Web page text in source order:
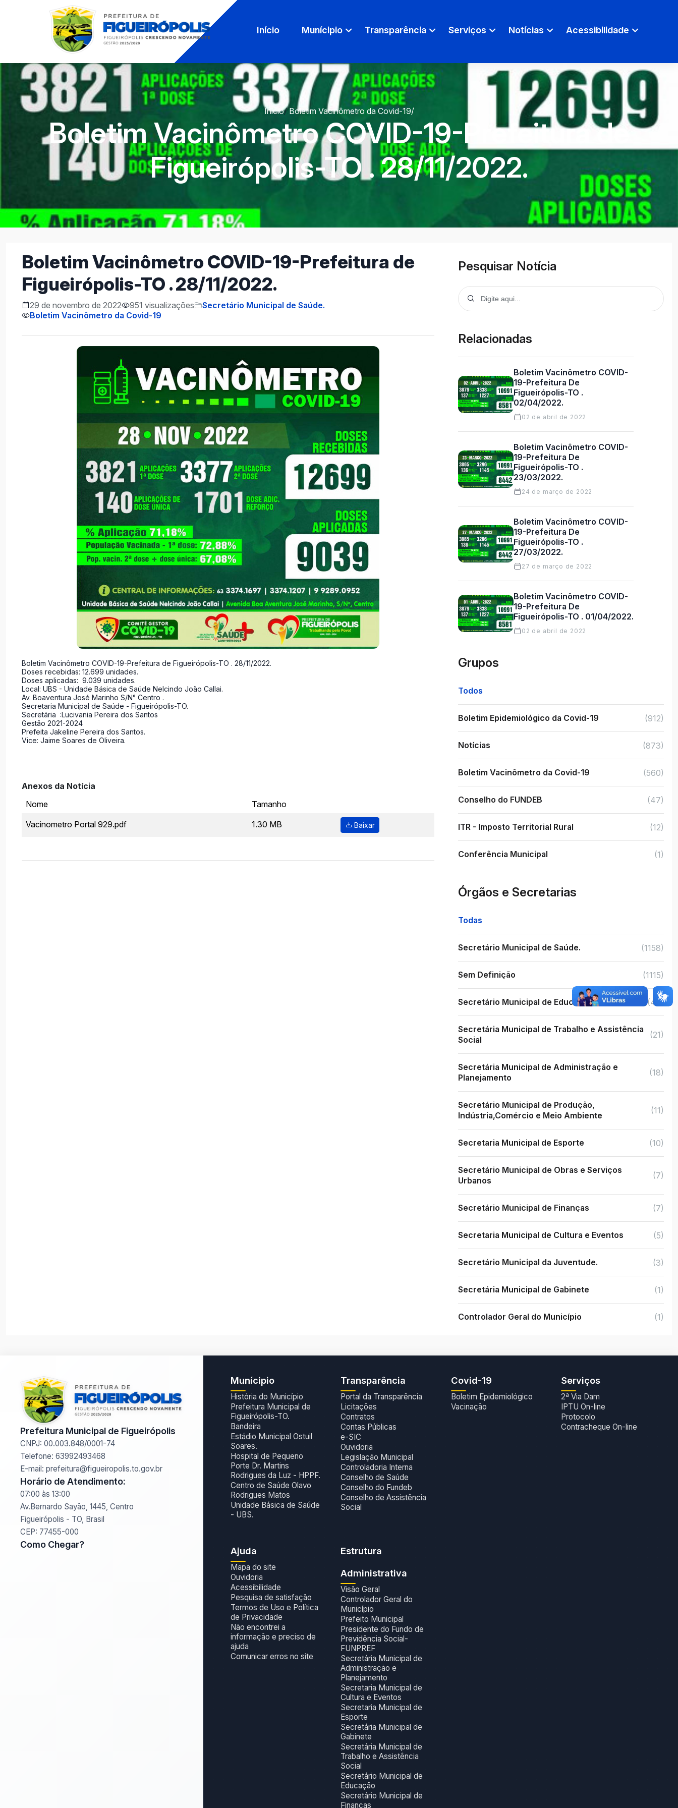
Início Munícipio Transparência Serviços Notícias Acessibilidade
Início/Boletim Vacinômetro da Covid-19/
Boletim Vacinômetro COVID-19-Prefeitura de
Figueirópolis-TO . 28/11/2022.
Boletim Vacinômetro COVID-19-Prefeitura de
Figueirópolis-TO . 28/11/2022.
29 de novembro de 2022 951 visualizações
Secretário Municipal de Saúde.
Boletim Vacinômetro da Covid-19
Boletim Vacinômetro COVID-19-Prefeitura de Figueirópolis-TO . 28/11/2022.
Doses recebidas: 12.699 unidades.
Doses aplicadas: 9.039 unidades.
Local: UBS - Unidade Básica de Saúde Nelcindo João Callai.
Av. Boaventura José Marinho S/N° Centro .
Secretaria Municipal de Saúde - Figueirópolis-TO.
Secretária :Lucivania Pereira dos Santos
Gestão 2021-2024
Prefeita Jakeline Pereira dos Santos.
Vice: Jaime Soares de Oliveira.
Anexos da Notícia
Nome
Tamanho
Vacinometro Portal 929.pdf
1.30 MB Baixar
Pesquisar Notícia
Relacionadas
Boletim Vacinômetro COVID-
19-Prefeitura De
Figueirópolis-TO .
02/04/2022.
02 de abril de 2022
Boletim Vacinômetro COVID-
19-Prefeitura De
Figueirópolis-TO .
23/03/2022.
24 de março de 2022
Boletim Vacinômetro COVID-
19-Prefeitura De
Figueirópolis-TO .
27/03/2022.
27 de março de 2022
Boletim Vacinômetro COVID-
19-Prefeitura De
Figueirópolis-TO . 01/04/2022.
02 de abril de 2022
Grupos
Todos
Boletim Epidemiológico da Covid-19 (912)
Notícias (873)
Boletim Vacinômetro da Covid-19 (560)
Conselho do FUNDEB (47)
ITR - Imposto Territorial Rural (12)
Conferência Municipal (1)
Órgãos e Secretarias
Todas
Secretário Municipal de Saúde. (1158)
Sem Definição (1115)
Secretário Municipal de Educação (48)
Secretária Municipal de Trabalho e Assistência
Social
(21)
Secretária Municipal de Administração e
Planejamento
(18)
Secretário Municipal de Produção,
Indústria,Comércio e Meio Ambiente
(11)
Secretaria Municipal de Esporte (10)
Secretário Municipal de Obras e Serviços
Urbanos
(7)
Secretário Municipal de Finanças (7)
Secretaria Municipal de Cultura e Eventos (5)
Secretário Municipal da Juventude. (3)
Secretária Municipal de Gabinete (1)
Controlador Geral do Município (1)
Prefeitura Municipal de Figueirópolis
CNPJ: 00.003.848/0001-74
Telefone: 63992493468
E-mail: prefeitura@figueiropolis.to.gov.br
Horário de Atendimento:
07:00 às 13:00
Av.Bernardo Sayão, 1445, Centro
Figueirópolis - TO, Brasil
CEP: 77455-000
Como Chegar?
Munícipio
História do Município
Prefeitura Municipal de
Figueirópolis-TO.
Bandeira
Estádio Municipal Ostuil
Soares.
Hospital de Pequeno
Porte Dr. Martins
Rodrigues da Luz - HPPF.
Centro de Saúde Olavo
Rodrigues Matos
Unidade Básica de Saúde
- UBS.
Transparência
Portal da Transparência
Licitações
Contratos
Contas Públicas
e-SIC
Ouvidoria
Legislação Municipal
Controladoria Interna
Conselho de Saúde
Conselho do Fundeb
Conselho de Assistência
Social
Covid-19
Boletim Epidemiológico
Vacinação
Serviços
2ª Via Dam
IPTU On-line
Protocolo
Contracheque On-line
Ajuda
Mapa do site
Ouvidoria
Acessibilidade
Pesquisa de satisfação
Termos de Uso e Política
de Privacidade
Não encontrei a
informação e preciso de
ajuda
Comunicar erros no site
Estrutura
Administrativa
Visão Geral
Controlador Geral do
Município
Prefeito Municipal
Presidente do Fundo de
Previdência Social-
FUNPREF
Secretária Municipal de
Administração e
Planejamento
Secretaria Municipal de
Cultura e Eventos
Secretaria Municipal de
Esporte
Secretária Municipal de
Gabinete
Secretária Municipal de
Trabalho e Assistência
Social
Secretário Municipal de
Educação
Secretário Municipal de
Finanças